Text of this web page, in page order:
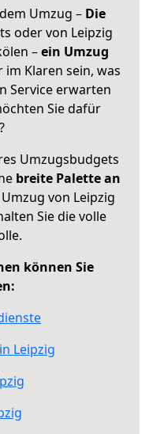
Umzug – Die
oder von Leipzig
–ein Umzug
Klaren sein, was
Service erwarten
Sie dafür
Umzugsbudgets
breite Palette an
von Leipzig
Sie die volle
können Sie
Leipzig